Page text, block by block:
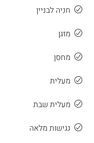
חניה לבניין
מזגן
מחסן
מעלית
מעלית שבת
נגישות מלאה